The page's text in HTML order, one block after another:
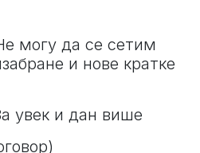
могу да се сетим
и нове кратке
увек и дан више